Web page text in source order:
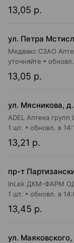
13,05 р.
Медвакс СЗАО
13,05 р.
уточняйте
ул. Мясникова,
ADEL Аптека
13,21 р.
1 шт. обновл. в
InLek ДКМ-ФАРМ
13,45 р.
1 шт. обновл. в